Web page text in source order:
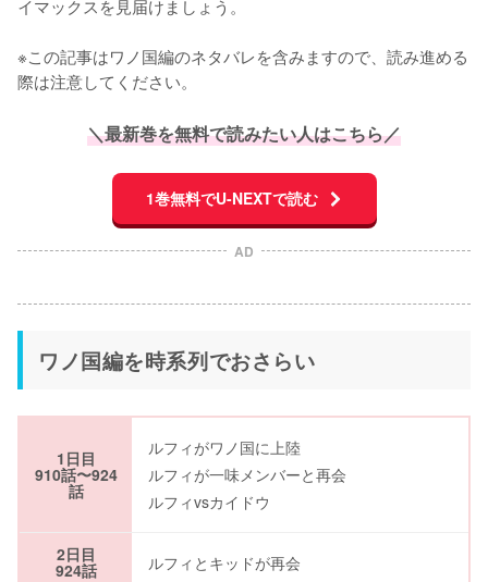
イマックスを見届けましょう。
※この記事はワノ国編のネタバレを含みますので、読み進める
際は注意してください。
＼最新巻を無料で読みたい人はこちら／
1巻無料でU-NEXTで読む
AD
ワノ国編を時系列でおさらい
1日目
910話〜924
話
ルフィがワノ国に上陸
ルフィが一味メンバーと再会
ルフィvsカイドウ
2日目
924話 ルフィとキッドが再会